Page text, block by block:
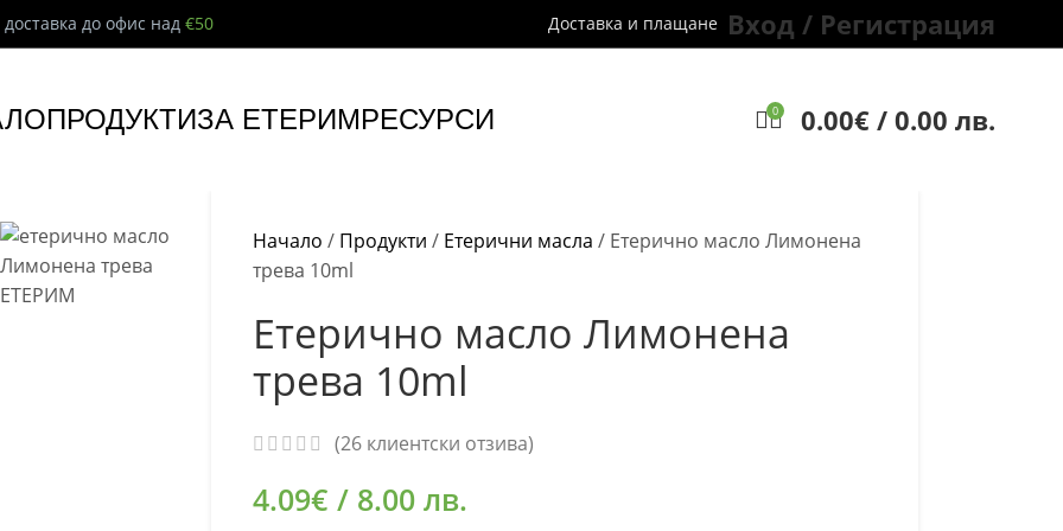
доставка до офис над€50 Доставка и плащане Вход / Регистрация
ПРОДУКТИЗА ЕТЕРИМРЕСУРСИ 0 0.00€/ 0.00 лв.
Начало / Продукти / Етерични масла / Етерично масло Лимонена
трева 10ml
Етерично масло Лимонена
трева 10ml
(26клиентски отзива)
4.09€ / 8.00 лв.